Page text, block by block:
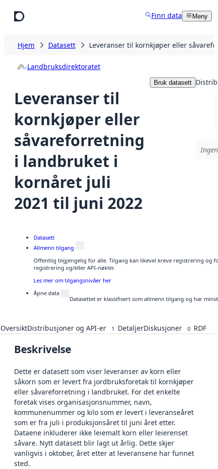
Finn data Meny
Hjem Datasett Leveranser til kornkjøper eller
Landbruksdirektoratet
Leveranser til
kornkjøper eller
såvareforretning
i landbruket i
kornåret juli
2021 til juni 2022
Bruk datasett
Datasett
Allmenn tilgang
Offentlig tilgjengelig for alle. Tilgang kan likevel kreve registrering og
registrering og/eller API-nøkler.
Les mer om tilgangsnivåer her
Åpne data
Datasettet er klassifisert som allmenn tilgang og har
OversiktDistribusjoner og API-er 1 DetaljerDiskusjoner 0 RDF
Beskrivelse
Dette er datasett som viser leveranser av korn eller
såkorn som er levert fra jordbruksforetak til kornkjøper
eller såvareforretning i landbruket. For det enkelte
foretak vises organisasjonsnummer, navn,
kommunenummer og kilo som er levert i leveranseåret
som er fra juli i produksjonsåret til juni året etter.
Dataene inkluderer ikke leiemalt korn eller leierenset
såvare. Nytt datasett blir lagt ut årlig. Dette skjer
vanligvis i oktober, året etter at leveransene har funnet
sted.